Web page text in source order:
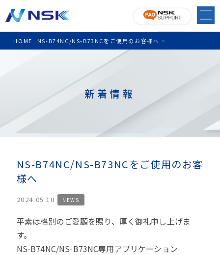
HOME >
NS-B74NC/NS-B73NCをご使用のお客様へ
新着情報
NS-B74NC/NS-B73NCをご使用のお客
様へ
2024.05.10 NEWS
平素は格別のご愛顧を賜り、厚く御礼申し上げま
す。
NS-B74NC/NS-B73NC専用アプリケーション